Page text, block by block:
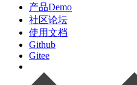
产品Demo
社区论坛
使用文档
Github
Gitee